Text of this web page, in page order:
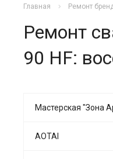
Главная Ремонт
Ремонт
90 HF:
Мастерская "Зона
AOTAI